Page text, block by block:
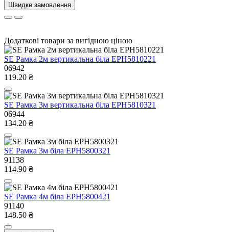
Швидке замовлення
Додаткові товари за вигідною ціною
SE Рамка 2м вертикальна біла EPH5810221
06942
119.20 ₴
SE Рамка 3м вертикальна біла EPH5810321
06944
134.20 ₴
SE Рамка 3м біла EPH5800321
91138
114.90 ₴
SE Рамка 4м бiла EPH5800421
91140
148.50 ₴